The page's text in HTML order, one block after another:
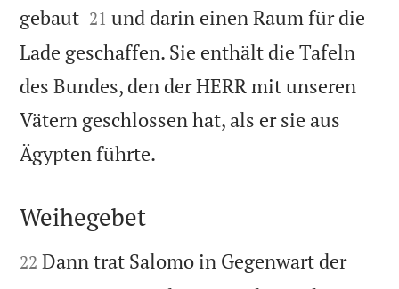
gebaut
21 und darin einen Raum für die
Lade geschaffen. Sie enthält die Tafeln
des Bundes, den der HERR mit unseren
Vätern geschlossen hat, als er sie aus
Ägypten führte.

Weihegebet

22 Dann trat Salomo in Gegenwart der